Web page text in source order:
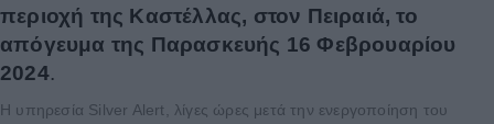
περιοχή της Καστέλλας, στον Πειραιά, το
απόγευμα της Παρασκευής 16 Φεβρουαρίου
2024.
Η υπηρεσία Silver Alert, λίγες ώρες μετά την ενεργοποίηση του